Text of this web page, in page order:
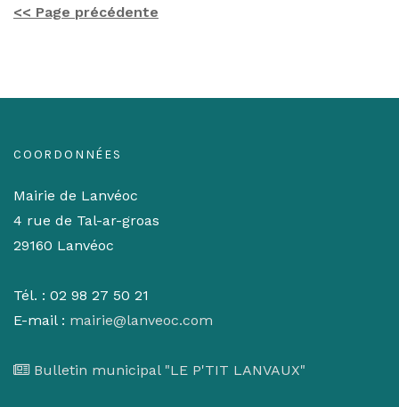
<< Page précédente
COORDONNÉES
Mairie de Lanvéoc
4 rue de Tal-ar-groas
29160 Lanvéoc
Tél. : 02 98 27 50 21
E-mail : mairie@lanveoc.com
Bulletin municipal "LE P'TIT LANVAUX"